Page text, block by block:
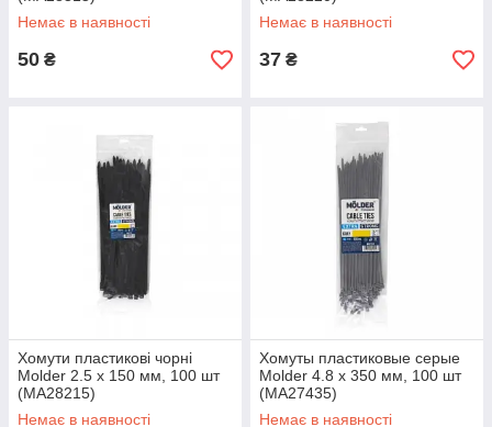
Немає в наявності
50 ₴
Немає в наявності
37 ₴
Хомути пластикові чорні
Molder 2.5 x 150 мм, 100 шт
(MA28215)
Немає в наявності
Хомуты пластиковые серые
Molder 4.8 x 350 мм, 100 шт
(MA27435)
Немає в наявності